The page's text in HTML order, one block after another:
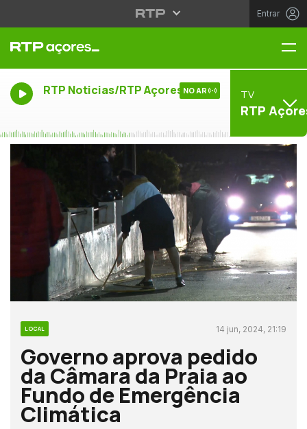
Entrar
RTP Noticias/RTP Açores NO AR TV
RTP
LOCAL 14 jun, 2024, 21:19
Governo aprova pedido
da Câmara da Praia ao
Fundo de Emergência
Climática